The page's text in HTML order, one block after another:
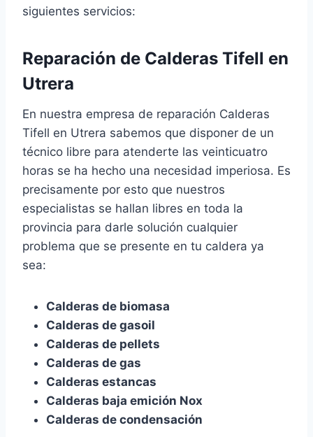
siguientes servicios:
Reparación de Calderas Tifell en
Utrera
En nuestra empresa de reparación Calderas
Tifell en Utrera sabemos que disponer de un
técnico libre para atenderte las veinticuatro
horas se ha hecho una necesidad imperiosa. Es
precisamente por esto que nuestros
especialistas se hallan libres en toda la
provincia para darle solución cualquier
problema que se presente en tu caldera ya
sea:
Calderas de biomasa
Calderas de gasoil
Calderas de pellets
Calderas de gas
Calderas estancas
Calderas baja emición Nox
Calderas de condensación